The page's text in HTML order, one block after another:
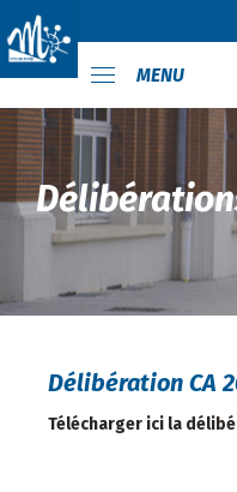
MENU
Délibération CA
Télécharger ici la